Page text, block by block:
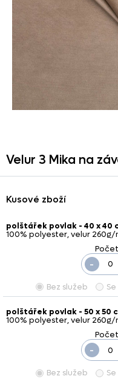
Velur 3 Mika na
Kusové zboží
polštářek povlak - 40 x 40
100% polyester, velur 260g/
-
Bez služeb
polštářek povlak - 50 x 50
100% polyester, velur 260g/
-
Bez služeb